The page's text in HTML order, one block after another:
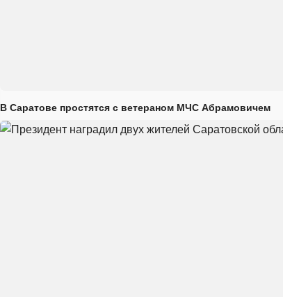
В Саратове простятся с ветераном МЧС Абрамовичем